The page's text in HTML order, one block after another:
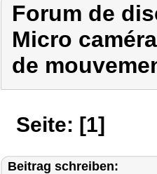
Forum de
Micro
de
Seite: [1]
Beitrag schreiben: